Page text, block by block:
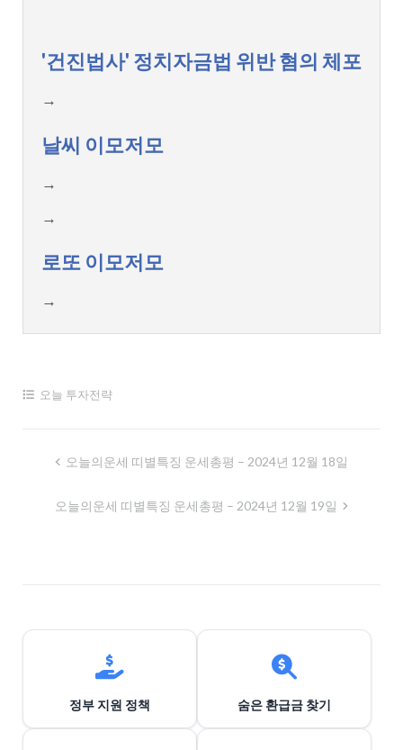
'건진법사' 정치자금법 위반 혐의 체포
→
날씨 이모저모
→
→
로또 이모저모
→
오늘 투자전략
오늘의운세 띠별특징 운세총평 – 2024년 12월 18일
오늘의운세 띠별특징 운세총평 – 2024년 12월 19일
정부 지원 정책 숨은 환급금 찾기